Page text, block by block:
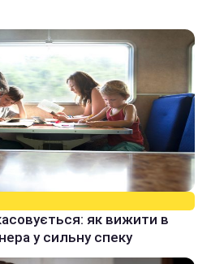
як вижити в
у сильну спеку